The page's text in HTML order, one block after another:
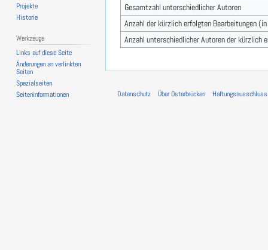
Gesamtzahl unterschiedlicher Autoren
Anzahl der kürzlich erfolgten Bearbeitungen
Anzahl unterschiedlicher Autoren der kürzlich
Projekte
Historie
Werkzeuge
Links auf diese Seite
Änderungen an verlinkten
Seiten
Spezialseiten
Seiten­­informationen
Datenschutz Über Osterbrücken Haftungsausschluss